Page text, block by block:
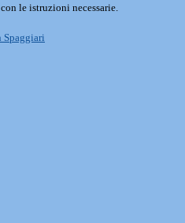
le istruzioni necessarie.
Spaggiari